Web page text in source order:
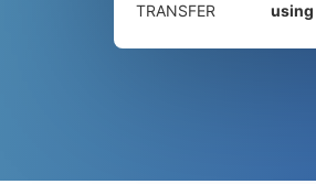
TRANSFER
using